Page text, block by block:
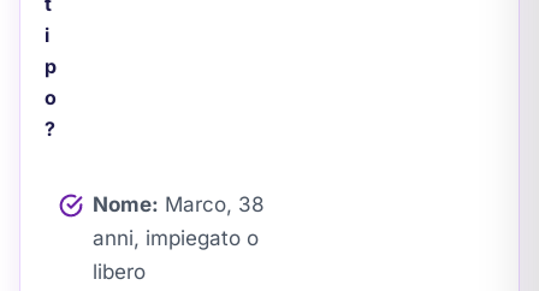
i
p
o
?
Nome: Marco, 38
anni, impiegato o
libero